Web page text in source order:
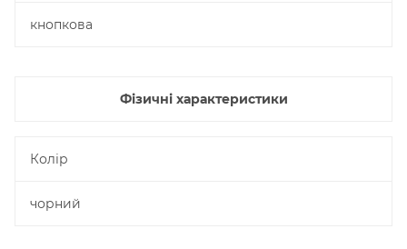
кнопкова
Фізичні характеристики
Колір
чорний